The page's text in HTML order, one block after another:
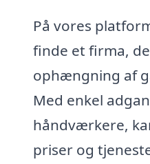
På vores
finde et firma,
ophængning af
Med enkel
håndværkere,
priser og